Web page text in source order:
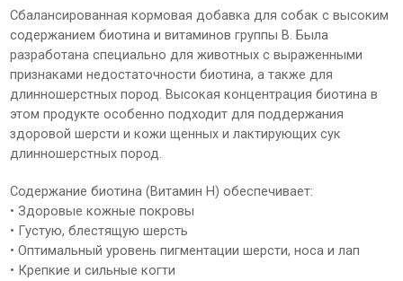
Сбалансированная кормовая добавка для собак с высоким
содержанием биотина и витаминов группы В. Была
разработана специально для животных с выраженными
признаками недостаточности биотина, а также для
длинношерстных пород. Высокая концентрация биотина в
этом продукте особенно подходит для поддержания
здоровой шерсти и кожи щенных и лактирующих сук
длинношерстных пород.
Содержание биотина (Витамин Н) обеспечивает:
• Здоровые кожные покровы
• Густую, блестящую шерсть
• Оптимальный уровень пигментации шерсти, носа и лап
• Крепкие и сильные когти